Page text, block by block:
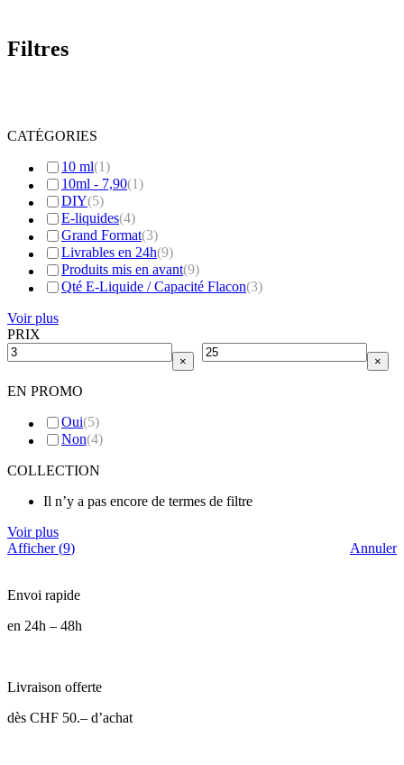
Filtres
CATÉGORIES
10 ml(1)
10ml - 7,90(1)
DIY(5)
E-liquides(4)
Grand Format(3)
Livrables en 24h(9)
Produits mis en avant(9)
Qté E-Liquide / Capacité Flacon(3)
Voir plus
PRIX
× ×
EN PROMO
Oui(5)
Non(4)
COLLECTION
Il n’y a pas encore de termes de filtre
Voir plus
Afficher(9) Annuler
Envoi rapide
en 24h – 48h
Livraison offerte
dès CHF 50.– d’achat